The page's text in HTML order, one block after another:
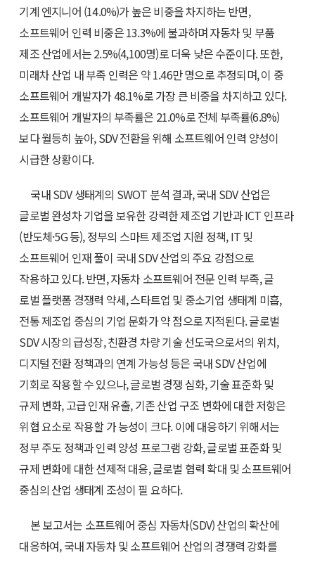
기계 엔지니어 (14.0%)가 높은 비중을 차지하는 반면,
소프트웨어 인력 비중은 13.3%에 불과하며 자동차 및 부품
제조 산업에서는 2.5%(4,100명)로 더욱 낮은 수준이다. 또한,
미래차 산업 내 부족 인력은 약 1.46만 명으로 추정되며, 이 중
소프트웨어 개발자가 48.1%로 가장 큰 비중을 차지하고 있다.
소프트웨어 개발자의 부족률은 21.0%로 전체 부족률(6.8%)
보다 월등히 높아, SDV 전환을 위해 소프트웨어 인력 양성이
시급한 상황이다.
국내 SDV 생태계의 SWOT 분석 결과, 국내 SDV 산업은
글로벌 완성차 기업을 보유한 강력한 제조업 기반과 ICT 인프라
(반도체·5G 등), 정부의 스마트 제조업 지원 정책, IT 및
소프트웨어 인재 풀이 국내 SDV 산업의 주요 강점으로
작용하고 있다. 반면, 자동차 소프트웨어 전문 인력 부족, 글
로벌 플랫폼 경쟁력 약세, 스타트업 및 중소기업 생태계 미흡,
전통 제조업 중심의 기업 문화가 약 점으로 지적된다. 글로벌
SDV 시장의 급성장, 친환경 차량 기술 선도국으로서의 위치,
디지털 전환 정책과의 연계 가능성 등은 국내 SDV 산업에
기회로 작용할 수 있으나, 글로벌 경쟁 심화, 기술 표준화 및
규제 변화, 고급 인재 유출, 기존 산업 구조 변화에 대한 저항은
위협 요소로 작용할 가 능성이 크다. 이에 대응하기 위해서는
정부 주도 정책과 인력 양성 프로그램 강화, 글로벌 표준화 및
규제 변화에 대한 선제적 대응, 글로벌 협력 확대 및 소프트웨어
중심의 산업 생태계 조성이 필 요하다.
본 보고서는 소프트웨어 중심 자동차(SDV) 산업의 확산에
대응하여, 국내 자동차 및 소프트웨어 산업의 경쟁력 강화를